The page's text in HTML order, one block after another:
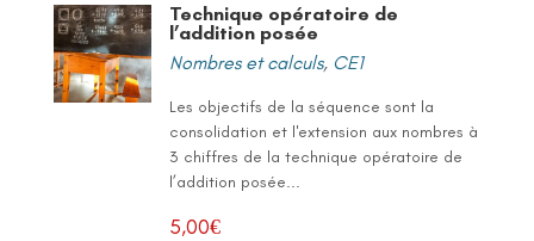
Technique opératoire de
l’addition posée
Nombres et calculs, CE1
Les objectifs de la séquence sont la
consolidation et l'extension aux nombres à
3 chiffres de la technique opératoire de
l’addition posée...
5,00€